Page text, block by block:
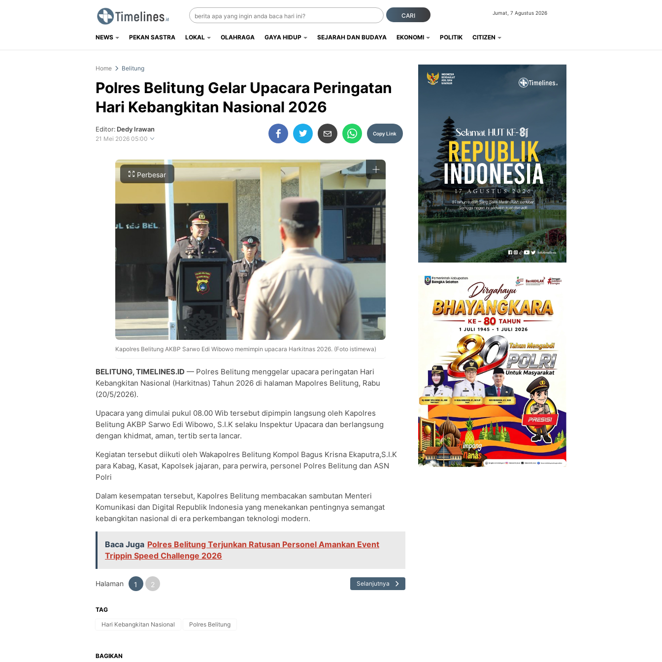
Timelines.id
Media Literasi, Sejarah & Budaya
CARI Jumat, 7 Agustus 2026
NEWS PEKAN SASTRA LOKAL OLAHRAGA GAYA HIDUP SEJARAH DAN BUDAYA EKONOMI POLITIK CITIZEN
Home Belitung
Polres Belitung Gelar Upacara Peringatan
Hari Kebangkitan Nasional 2026
Editor: Dedy Irawan
21 Mei 2026 05:00
Copy Link
Perbesar
Kapolres Belitung AKBP Sarwo Edi Wibowo memimpin upacara Harkitnas 2026. (Foto istimewa)
BELITUNG, TIMELINES.ID — Polres Belitung menggelar upacara peringatan Hari
Kebangkitan Nasional (Harkitnas) Tahun 2026 di halaman Mapolres Belitung, Rabu
(20/5/2026).
Upacara yang dimulai pukul 08.00 Wib tersebut dipimpin langsung oleh Kapolres
Belitung AKBP Sarwo Edi Wibowo, S.I.K selaku Inspektur Upacara dan berlangsung
dengan khidmat, aman, tertib serta lancar.
Kegiatan tersebut diikuti oleh Wakapolres Belitung Kompol Bagus Krisna Ekaputra,S.I.K
para Kabag, Kasat, Kapolsek jajaran, para perwira, personel Polres Belitung dan ASN
Polri
Dalam kesempatan tersebut, Kapolres Belitung membacakan sambutan Menteri
Komunikasi dan Digital Republik Indonesia yang menekankan pentingnya semangat
kebangkitan nasional di era perkembangan teknologi modern.
Baca Juga Polres Belitung Terjunkan Ratusan Personel Amankan Event
Trippin Speed Challenge 2026
Halaman 1 2 Selanjutnya
TAG
Hari Kebangkitan Nasional
Polres Belitung
BAGIKAN